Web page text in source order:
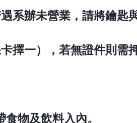
系辦未營業，請將鑰匙
擇一），若無證件則需
物及飲料入內。